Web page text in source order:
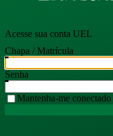
Acesse sua conta UEL
Chapa / Matrícula
Senha
Mantenha-me conectado